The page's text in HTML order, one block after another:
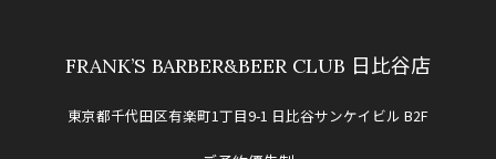
FRANK’S BARBER&BEER CLUB 日比谷店
東京都千代田区有楽町1丁目9-1 日比谷サンケイビル B2F